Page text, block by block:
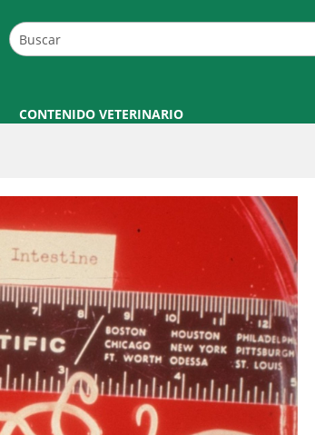
CONTENIDO VETERINARIO